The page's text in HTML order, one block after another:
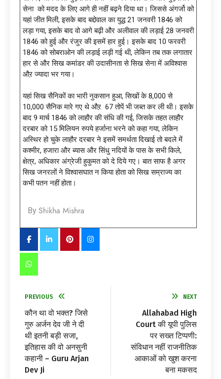
सेना को मदद के लिए आगे ही नहीं बढ़ने दिया था। जिससे अंगर्जो को
यहां जीत मिली, इसके बाद बद्दोवाल का युद्ध 21 जनवरी 1846 को
लड़ा गया, इसके बाद वो आगे बढ़ी और अलीवाल की लड़ाई 28 जनवरी
1846 को हुई और रंजुर की इसमें हार हुई। इसके बाद 10 फरवरी
1846 को सोबराओन की लड़ाई लड़ी गई थी, लेकिन तब तक लगातार
हार से और सिख कमांडर की उदासीनता से सिख सेना में अविश्वास
औऱ ज्यादा भर गया।
यहां सिख सैनिकों का भारी नुकसान हुआ, सिखों के 8,000 से
10,000 सैनिक मारे गए थे औऱ 67 तोपें भी जब्त कर ली थी। इसके
बाद 9 मार्च 1846 को लाहौर की संधि की गई, जिसके तहत लाहौर
दरबार को 15 मिलियन रुपये हर्जाना भरने को कहा गया, लेकिन
अस्थिर हो चुके लाहौर दरबार ने इसमें समर्थता दिखाई तो बदले में
कश्मीर, हजारा और ब्यास और सिंधु नदियों के पास के सभी किले,
क्षेत्र, अधिकार अंग्रेजी हुकुमत को दे दिये गए। बात साफ है अगर
सिख जनरलों ने विश्वासघात न किया होता को सिख सम्राज्य का
कभी पतन नहीं होता।
By Shikha Mishra
PREVIOUS
कौन था वो भक्त? जिसे
गुरु अर्जन देव जी ने दी
थी इतनी बड़ी सजा,
इतिहास की वो अनसुनी
कहानी – Guru Arjan
Dev Ji
NEXT
Allahabad High
Court की यूपी पुलिस
पर सख्त टिप्पणी:
संविधान नहीं राजनीतिक
आकाओं को खुश करना
बना मकसद